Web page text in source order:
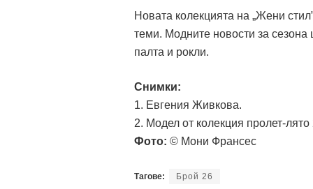
Новата колекцията на „Жени
теми. Модните новости за
палта и рокли.
Снимки:
1. Евгения Живкова.
2. Модел от колекция пролет-
Фото: © Мони Франсес
Тагове: Брой 26